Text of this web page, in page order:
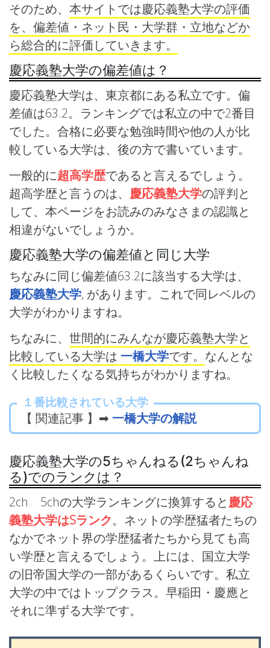
そのため、 本サイトでは慶応義塾大学の評価
を、偏差値・ネット民・大学群・立地などか
ら総合的に評価していきます。
慶応義塾大学の偏差値は？
慶応義塾大学は、東京都にある私立です。偏
差値は63.2。ランキングでは私立の中で2番目
でした。合格に必要な勉強時間や他の人が比
較している大学は、後の方で書いています。
一般的に超高学歴であると言えるでしょう。
超高学歴と言うのは、 慶応義塾大学の評判と
して、本ページをお読みのみなさまの認識と
相違がないでしょうか。
慶応義塾大学の偏差値と同じ大学
ちなみに同じ偏差値63.2に該当する大学は、
慶応義塾大学, があります。これで同レベルの
大学がわかりますね。
ちなみに、 世間的にみんなが慶応義塾大学と
比較している大学は 一橋大学です。 なんとな
く比較したくなる気持ちがわかりますね。
１番比較されている大学
【 関連記事 】➡ 一橋大学の解説
慶応義塾大学の5ちゃんねる(2ちゃんね
る)でのランクは？
2ch 5chの大学ランキングに換算すると慶応
義塾大学はSランク。ネットの学歴猛者たちの
なかでネット界の学歴猛者たちから見ても高
い学歴と言えるでしょう。上には、国立大学
の旧帝国大学の一部があるくらいです。私立
大学の中ではトップクラス。早稲田・慶應と
それに準ずる大学です。